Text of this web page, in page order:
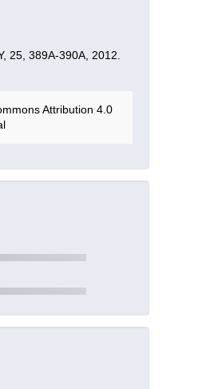
25, 389A-390A, 2012.
Attribution 4.0